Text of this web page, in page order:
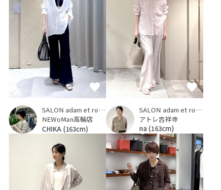
SALON adam et ropé
NEWoMan高輪店
CHIKA (163cm)
SALON adam et ropé
アトレ吉祥寺
na (163cm)